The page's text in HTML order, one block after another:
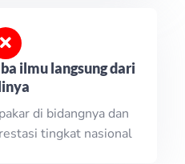
ilmu langsung dari
di bidangnya dan
tingkat nasional